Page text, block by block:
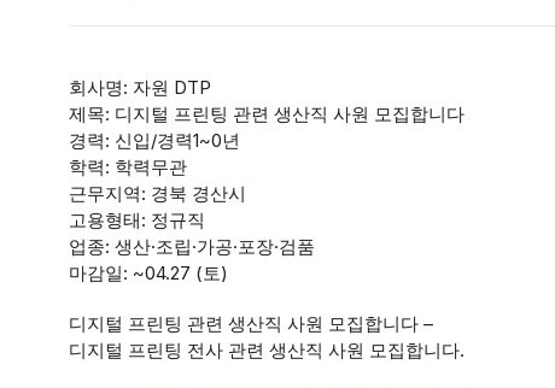
회사명: 자원 DTP
제목: 디지털 프린팅 관련 생산직 사원 모집합니다
경력: 신입/경력1~0년
학력: 학력무관
근무지역: 경북 경산시
고용형태: 정규직
업종: 생산·조립·가공·포장·검품
마감일: ~04.27 (토)
디지털 프린팅 관련 생산직 사원 모집합니다 –
디지털 프린팅 전사 관련 생산직 사원 모집합니다.